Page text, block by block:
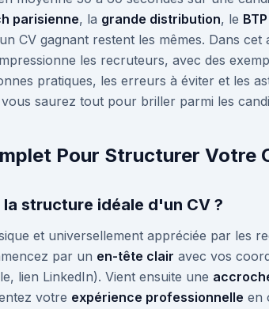
parisienne, la grande distribution, le BTP
CV gagnant restent les mêmes. Dans
les recruteurs, avec des
pratiques, les erreurs à éviter et les
saurez tout pour briller parmi les
Pour Structurer Votre
la structure idéale d'un CV ?
et universellement appréciée par les
par un en-tête clair avec vos
lien LinkedIn). Vient ensuite une
votre expérience professionnelle en